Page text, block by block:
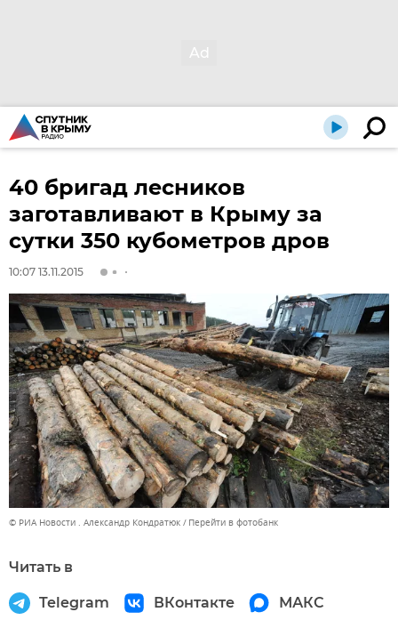
40 бригад лесников
заготавливают в Крыму за
сутки 350 кубометров дров
10:07 13.11.2015
© РИА Новости . Александр Кондратюк Перейти в фотобанк
Читать в
Telegram ВКонтакте МАКС